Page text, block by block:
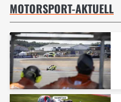
MOTORSPORT-AKTUELL